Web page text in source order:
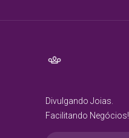
Divulgando Joias.
Facilitando Negócios!